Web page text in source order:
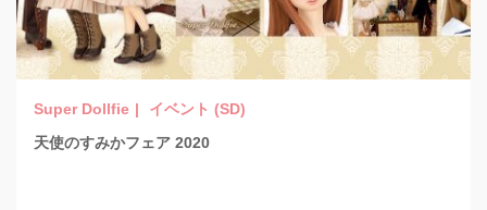
イベント (SD)
天使のすみかフェア 2020